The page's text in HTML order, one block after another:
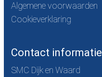
Algemene voorwaarden
Cookieverklaring
Contact informatie
SMC Dijk en Waard